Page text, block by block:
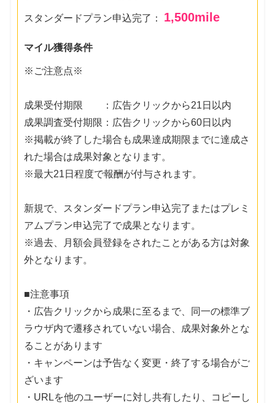
スタンダードプラン申込完了： 1,500mile
マイル獲得条件
※ご注意点※
成果受付期限 ：広告クリックから21日以内
成果調査受付期限：広告クリックから60日以内
※掲載が終了した場合も成果達成期限までに達成さ
れた場合は成果対象となります。
※最大21日程度で報酬が付与されます。
新規で、スタンダードプラン申込完了またはプレミ
アムプラン申込完了で成果となります。
※過去、月額会員登録をされたことがある方は対象
外となります。
■注意事項
・広告クリックから成果に至るまで、同一の標準ブ
ラウザ内で遷移されていない場合、成果対象外とな
ることがあります
・キャンペーンは予告なく変更・終了する場合がご
ざいます
・URLを他のユーザーに対し共有したり、コピーし